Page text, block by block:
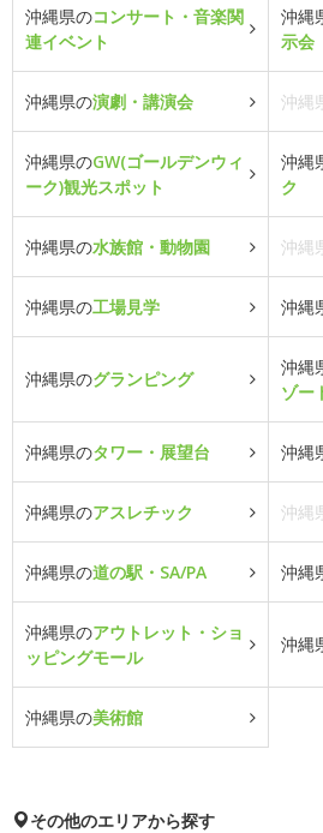
沖縄県のコンサート・音楽関
連イベント
沖縄
示会
沖縄県の演劇・講演会 沖縄
沖縄県のGW(ゴールデンウィ
ーク)観光スポット
沖縄
ク
沖縄県の水族館・動物園 沖縄
沖縄県の工場見学 沖縄
沖縄県のグランピング
沖縄
ゾー
沖縄県のタワー・展望台 沖縄
沖縄県のアスレチック 沖縄
沖縄県の道の駅・SA/PA 沖縄
沖縄県のアウトレット・ショ
ッピングモール
沖縄
沖縄県の美術館
その他のエリアから探す